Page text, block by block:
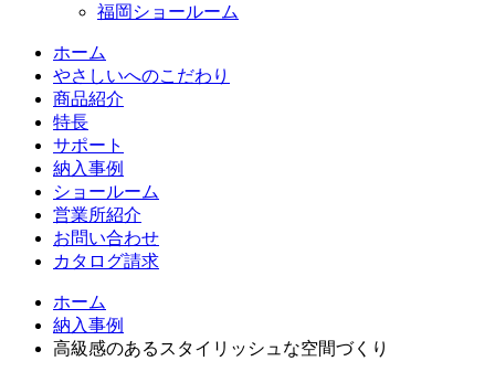
福岡ショールーム
ホーム
やさしいへのこだわり
商品紹介
特長
サポート
納入事例
ショールーム
営業所紹介
お問い合わせ
カタログ請求
ホーム
納入事例
高級感のあるスタイリッシュな空間づくり